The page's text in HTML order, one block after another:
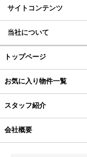
サイトコンテンツ
当社について
トップページ
お気に入り物件一覧
スタッフ紹介
会社概要